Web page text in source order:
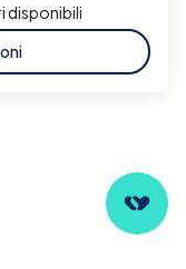
disponibili